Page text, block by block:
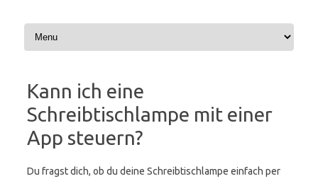
Kann ich eine
Schreibtischlampe mit einer
App steuern?
Du fragst dich, ob du deine Schreibtischlampe einfach per